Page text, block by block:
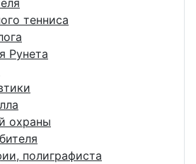
тенниса
Рунета
охраны
полиграфиста